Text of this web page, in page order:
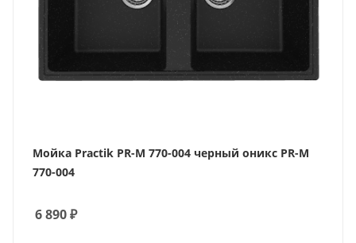
Мойка Practik PR-M 770-004 черный оникс PR-M
770-004
6 890₽